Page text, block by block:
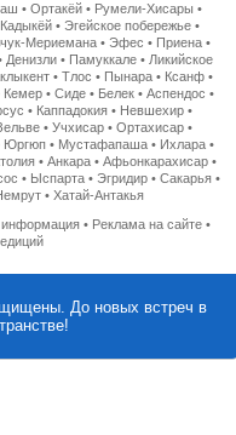
• Ортакёй• Румели-Хисары •
Кадыкёй •Эгейское побережье •
Мериемана• Эфес • Приена•
Денизли• Памуккале• Ликийское
•Тлос • Пынара • Ксанф •
Кемер •Сиде • Белек •Аспендос •
• Каппадокия • Невшехир •
• Учхисар• Ортахисар•
Юргюп• Мустафапаша• Ихлара•
• Анкара• Афьонкарахисар•
• Ыспарта •Эгридир •Сакарья •
•Хатай-Антакья
информация • Реклама на сайте •
До новых встреч в